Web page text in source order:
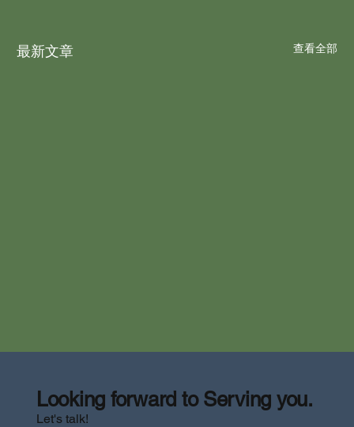
最新文章 查看全部
Looking forward to Serving you.
Let's talk!